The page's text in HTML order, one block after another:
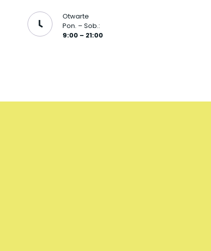
Otwarte
Pon. – Sob.:
9:00 – 21:00